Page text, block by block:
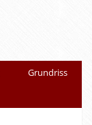
Grundriss